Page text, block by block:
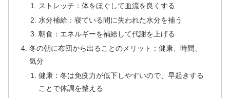
ストレッチ：体をほぐして血流を良くする
水分補給：寝ている間に失われた水分を補う
朝食：エネルギーを補給して代謝を上げる
冬の朝に布団から出ることのメリット：健康、時間、
気分
健康：冬は免疫力が低下しやすいので、早起きする
ことで体調を整える